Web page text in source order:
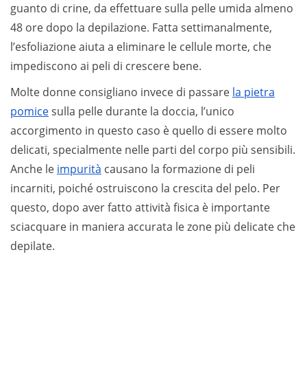
guanto di crine, da effettuare sulla pelle umida almeno
48 ore dopo la depilazione. Fatta settimanalmente,
l’esfoliazione aiuta a eliminare le cellule morte, che
impediscono ai peli di crescere bene.
Molte donne consigliano invece di passare la pietra
pomicesulla pelle durante la doccia, l’unico
accorgimento in questo caso è quello di essere molto
delicati, specialmente nelle parti del corpo più sensibili.
Anche le impurità causano la formazione di peli
incarniti, poiché ostruiscono la crescita del pelo. Per
questo, dopo aver fatto attività fisica è importante
sciacquare in maniera accurata le zone più delicate che
depilate.